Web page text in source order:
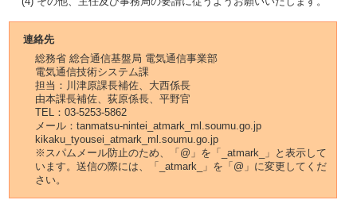
連絡先
総務省 総合通信基盤局 電気通信事業部
電気通信技術システム課
担当：川津原課長補佐、大西係長
由本課長補佐、荻原係長、平野官
TEL：03-5253-5862
メール：tanmatsu-nintei_atmark_ml.soumu.go.jp
kikaku_tyousei_atmark_ml.soumu.go.jp
※スパムメール防止のため、「@」を「_atmark_」と表示して
います。送信の際には、「_atmark_」を「@」に変更してくだ
さい。